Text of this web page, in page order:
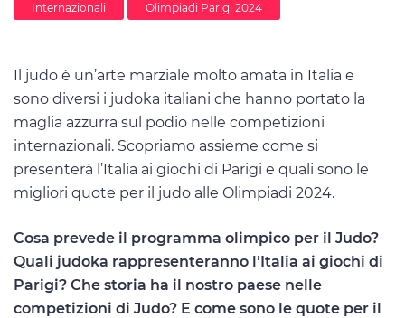
Internazionali Olimpiadi Parigi 2024
Il judo è un’arte marziale molto amata in Italia e
sono diversi i judoka italiani che hanno portato la
maglia azzurra sul podio nelle competizioni
internazionali. Scopriamo assieme come si
presenterà l’Italia ai giochi di Parigi e quali sono le
migliori quote per il judo alle Olimpiadi 2024.
Cosa prevede il programma olimpico per il Judo?
Quali judoka rappresenteranno l’Italia ai giochi di
Parigi? Che storia ha il nostro paese nelle
competizioni di Judo? E come sono le quote per il